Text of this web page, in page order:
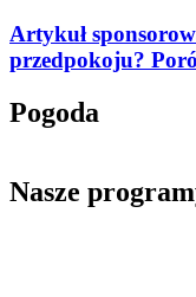
Artykuł
przedpokoju?
Pogoda
Nasze